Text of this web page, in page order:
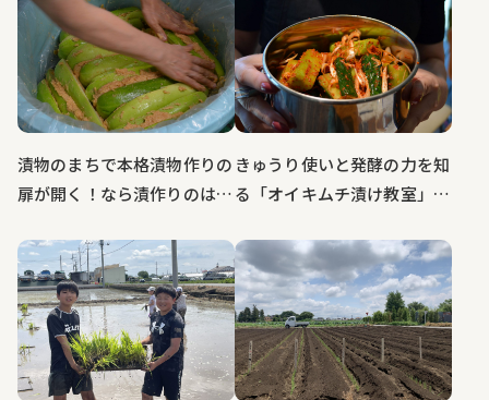
漬物のまちで本格漬物作りの
扉が開く！なら漬作りのはじ
きゅうり使いと発酵の力を知
る「オイキムチ漬け教室」大